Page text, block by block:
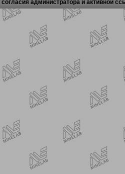
согласия администратора и активной